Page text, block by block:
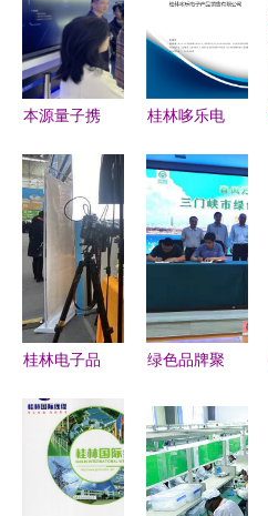
本源量子携
校，布局自
主量子计算
教育前沿阵
桂林哆乐电
有限公司
机械设备业
务发展现状
分析
桂林电子品
广西好嘢新
品探秘
绿色品牌聚
余种农产品
亮相宣传
月，购销额